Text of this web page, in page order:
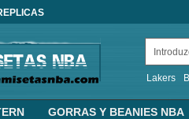
Lakers
GORRAS Y BEANIES NBA